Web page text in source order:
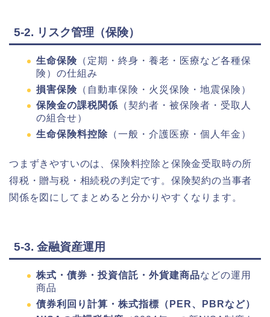
5-2. リスク管理（保険）
生命保険 （定期・終身・養老・医療など各種保
険）の仕組み
損害保険 （自動車保険・火災保険・地震保険）
保険金の課税関係 （契約者・被保険者・受取人
の組合せ）
生命保険料控除 （一般・介護医療・個人年金）
つまずきやすいのは、保険料控除と保険金受取時の所
得税・贈与税・相続税の判定です。保険契約の当事者
関係を図にしてまとめると分かりやすくなります。
5-3. 金融資産運用
株式・債券・投資信託・外貨建商品などの運用
商品
債券利回り計算・株式指標（PER、PBRなど）